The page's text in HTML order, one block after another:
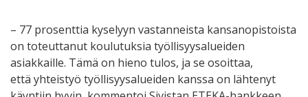
– 77 prosenttia kyselyyn vastanneista kansanopistoista
on toteuttanut koulutuksia työllisyysalueiden
asiakkaille. Tämä on hieno tulos, ja se osoittaa,
että yhteistyö työllisyysalueiden kanssa on lähtenyt